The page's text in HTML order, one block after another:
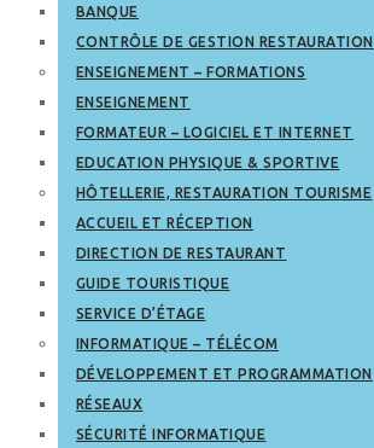
BANQUE
CONTRÔLE DE GESTION RESTAURATION
ENSEIGNEMENT – FORMATIONS
ENSEIGNEMENT
FORMATEUR – LOGICIEL ET INTERNET
EDUCATION PHYSIQUE & SPORTIVE
HÔTELLERIE, RESTAURATION TOURISME
ACCUEIL ET RÉCEPTION
DIRECTION DE RESTAURANT
GUIDE TOURISTIQUE
SERVICE D’ÉTAGE
INFORMATIQUE – TÉLÉCOM
DÉVELOPPEMENT ET PROGRAMMATION
RÉSEAUX
SÉCURITÉ INFORMATIQUE